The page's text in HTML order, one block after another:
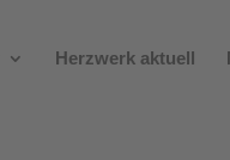
Herzwerk aktuell